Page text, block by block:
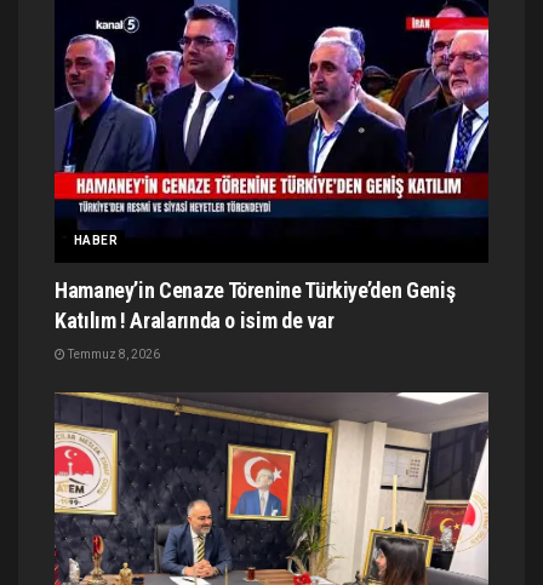
HABER
Hamaney’in Cenaze Törenine Türkiye’den Geniş
Katılım ! Aralarında o isim de var
Temmuz 8, 2026